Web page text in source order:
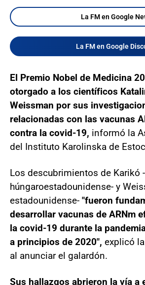
La FM en Google
La FM en Google
El Premio Nobel de Medicina
otorgado a los científicos
Weissman por sus
relacionadas con las vacunas
contra la covid-19, informó la
del Instituto Karolinska de
Los descubrimientos de Karikó -
húngaroestadounidense- y
estadounidense- "fueron
desarrollar vacunas de ARNm
la covid-19 durante la
a principios de 2020", explicó
al anunciar el galardón.
Sus hallazgos abrieron la vía a